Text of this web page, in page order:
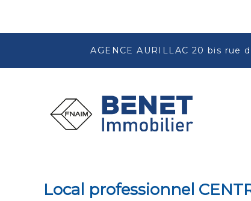
AGENCE AURILLAC 20 bis rue
Local professionnel